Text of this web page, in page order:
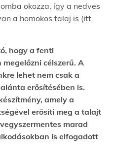
okozza, így a nedves
a homokos talaj is (itt
hogy a fenti
célszerű. A
lehet nem csak a
erősítésében is.
amely a
erősíti meg a talajt
marad
is elfogadott